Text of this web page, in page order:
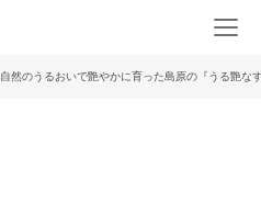
自然のうるおいで艶やかに育った島原の『うる艶な